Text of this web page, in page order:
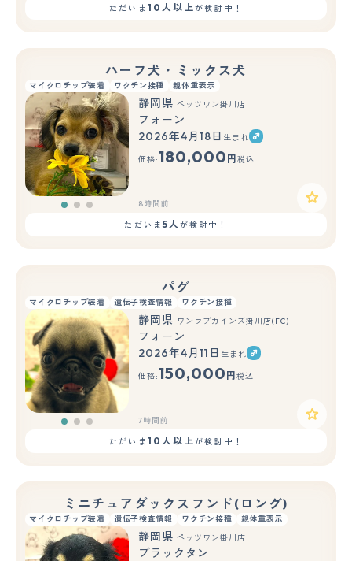
ただいま 10人以上が検討中！
ハーフ犬・ミックス犬
マイクロチップ装着 ワクチン接種 親体重表示
もっと見る
静岡県 ペッツワン掛川店
フォーン
2026年4月18日 生まれ
価格:180,000 円 税込
8時間前
ただいま 5人が検討中！
パグ
マイクロチップ装着 遺伝子検査情報 ワクチン接種
もっと見る
静岡県 ワンラブカインズ掛川店(FC)
フォーン
2026年4月11日 生まれ
価格:150,000 円 税込
7時間前
ただいま 10人以上が検討中！
ミニチュアダックスフンド(ロング)
マイクロチップ装着 遺伝子検査情報 ワクチン接種 親体重表示
静岡県 ペッツワン掛川店
ブラックタン